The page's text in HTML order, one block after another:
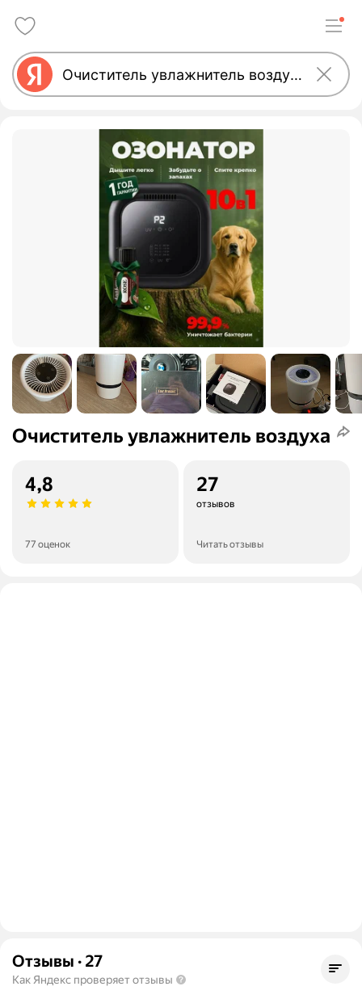
Очиститель увлажнитель воздуха
4,8
77 оценок
27
отзывов
Читать отзывы
Отзывы · 27
Как Яндекс проверяет отзывы